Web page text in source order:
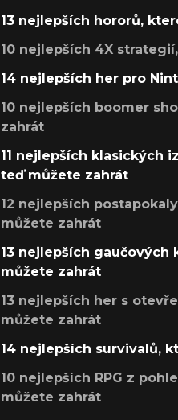
13 nejlepších hororů,
10 nejlepších 4X
14 nejlepších her pro
10 nejlepších boomer
zahrát
11 nejlepších klasických
teď můžete zahrát
12 nejlepších
můžete zahrát
13 nejlepších gaučových
můžete zahrát
13 nejlepších her s
můžete zahrát
14 nejlepších survivalů,
10 nejlepších RPG z
můžete zahrát